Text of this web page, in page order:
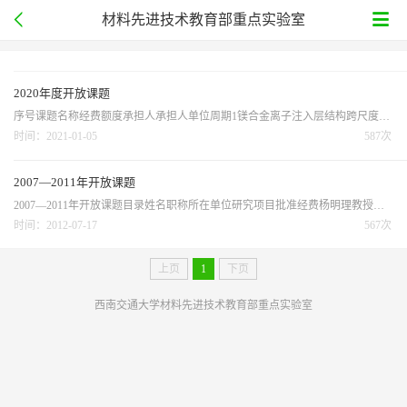
材料先进技术教育部重点实验室
2020年度开放课题
序号课题名称经费额度承担人承担人单位周期1镁合金离子注入层结构跨尺度设计及降解速率调控4万张德闯湘潭大学2020.01-2021.122基于交变磁场调控冶金的钢/铝异种金属激光搭接深熔焊机理4万闫飞武汉理工大学2020.01-2021.123应力场中镁箔材新相析出致晶界迁移微观热动力学研究4万任凌宝西安交通大学2020.01-2021.124特粗晶梯度硬质合金界面微结构设计与强韧化机理研究4万张伟中南大学2020.01-2021.125基于材料微结构的A319铸造铝合金微动疲劳研究4万刘晓山同济大学2020....
587次
时间：2021-01-05
2007—2011年开放课题
2007—2011年开放课题目录姓名职称所在单位研究项目批准经费杨明理教授四川大学ZnO抗菌作用机理的理论研究2万冯勇教授西部超导科技有限公司新型超导体MgB2的钉扎性能研究2万李延报副教授南京工业大学蚕丝丝素蛋白/磷酸钙复合纤维 的制备及其载药行为的研究2万冯勇教授西部超导科技有限公司掺杂对新型超导体MgB2超导性能的影响2万朱卓立主治医师四川大学华西口腔医学院血管内皮生长因子对骨组织工程 支架血...
567次
时间：2012-07-17
上页 1 下页
西南交通大学材料先进技术教育部重点实验室